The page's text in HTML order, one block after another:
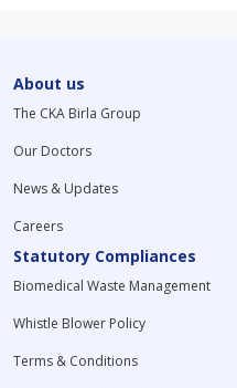
About us
The CKA Birla Group
Our Doctors
News & Updates
Careers
Statutory Compliances
Biomedical Waste Management
Whistle Blower Policy
Terms & Conditions